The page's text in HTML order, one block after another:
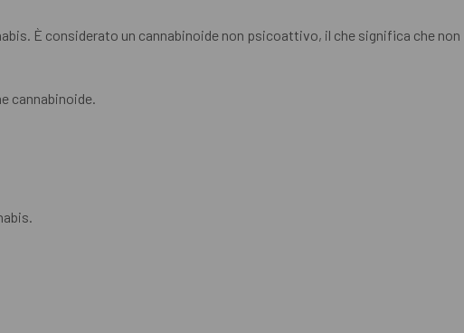
È considerato un cannabinoide non psicoattivo, il che significa che
cannabinoide.